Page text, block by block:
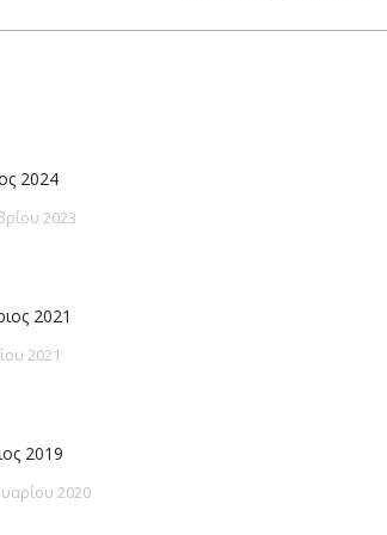
2024
2023
2021
2021
2019
2020